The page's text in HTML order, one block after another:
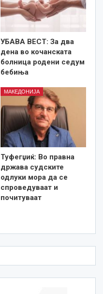
УБАВА ВЕСТ: За два
дена во кочанската
болница родени седум
бебиња
МАКЕДОНИЈА
Туфегџиќ: Во правна
држава судските
одлуки мора да се
спроведуваат и
почитуваат